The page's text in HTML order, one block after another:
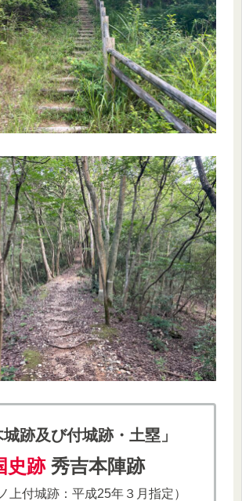
城跡及び付城跡・土塁」
史跡 秀吉本陣跡
上付城跡：平成25年３月指定）